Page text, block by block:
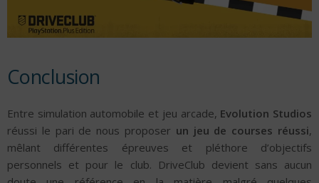
Conclusion
Entre simulation automobile et jeu arcade, Evolution Studios
réussi le pari de nous proposer un jeu de courses réussi,
mêlant différentes épreuves et pléthore d’objectifs
personnels et pour le club. DriveClub devient sans aucun